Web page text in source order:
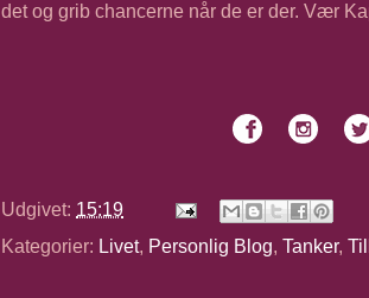
det og grib chancerne når de er der. Vær
Udgivet: 15:19
Kategorier: Livet, Personlig Blog, Tanker,